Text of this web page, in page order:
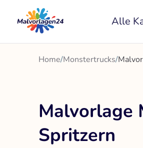
Inhalt
springen
Alle
Home/Monstertrucks/
Malvorlage
Spritzern